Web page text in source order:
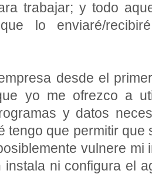
trabajar; y todo
lo enviaré/
desde el
yo me ofrezco a
y datos
tengo que permitir que
vulnere mi
instala ni configura el